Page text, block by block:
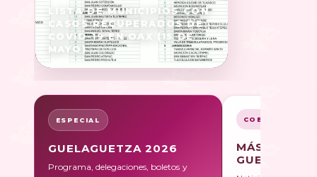
LISTA DE MUNICIPIOS CON
CASOS RECUPERADOS DE
COVID-19 EN OAX (15 DE
MAYO)
ESPECIAL
GUELAGUETZA 2026
Programa, delegaciones, boletos y
COBERTURA
MÁS SOBRE